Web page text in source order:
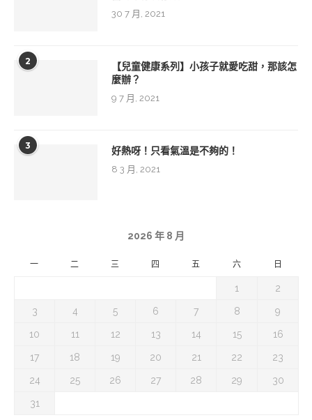
30 7 月, 2021
2
【兒童健康系列】小孩子就愛吃甜，那該怎
麼辦？
9 7 月, 2021
3 好熱呀！只看氣溫是不夠的！
8 3 月, 2021
2026 年 8 月
一 二 三 四 五 六 日
1 2
3 4 5 6 7 8 9
10 11 12 13 14 15 16
17 18 19 20 21 22 23
24 25 26 27 28 29 30
31